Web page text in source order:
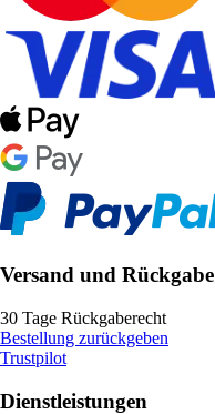
Versand und Rückgabe
30 Tage Rückgaberecht
Bestellung zurückgeben
Trustpilot
Dienstleistungen